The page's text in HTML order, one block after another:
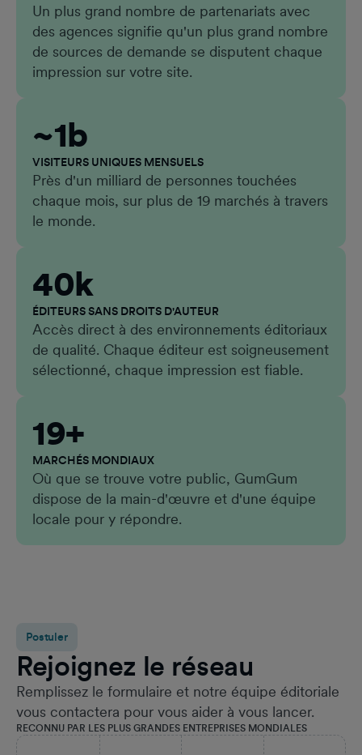
Un plus grand nombre de partenariats avec
des agences signifie qu'un plus grand nombre
de sources de demande se disputent chaque
impression sur votre site.
~1b
VISITEURS UNIQUES MENSUELS
Près d'un milliard de personnes touchées
chaque mois, sur plus de 19 marchés à travers
le monde.
40k
ÉDITEURS SANS DROITS D'AUTEUR
Accès direct à des environnements éditoriaux
de qualité. Chaque éditeur est soigneusement
sélectionné, chaque impression est fiable.
19+
MARCHÉS MONDIAUX
Où que se trouve votre public, GumGum
dispose de la main-d'œuvre et d'une équipe
locale pour y répondre.
Postuler
Rejoignez le réseau
Remplissez le formulaire et notre équipe éditoriale
vous contactera pour vous aider à vous lancer.
RECONNU PAR LES PLUS GRANDES ENTREPRISES MONDIALES